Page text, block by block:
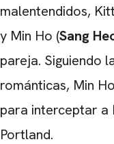
malentendidos,
y Min Ho (Sang
pareja. Siguiendo
románticas, Min
para interceptar a
Portland.